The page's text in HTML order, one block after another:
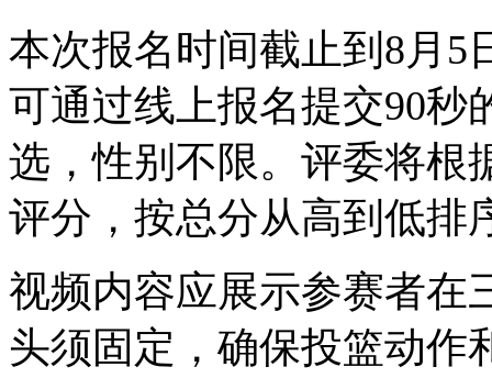
本次报名时间截止到8月5
可通过线上报名提交90秒
选，性别不限。评委将根
评分，按总分从高到低排
视频内容应展示参赛者在
头须固定，确保投篮动作